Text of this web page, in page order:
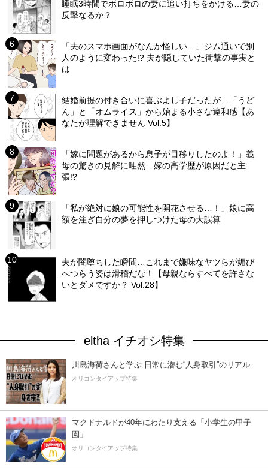
睡眠3時間でボロボロの妻に追い打ちをかける…妻の
反撃なるか？
「夫のスマホ画面がなんか怪しい…」ジム通いで別
人のように変わった!? 夫が隠していた衝撃の事実と
は
結婚前提の付き合いに喜ぶよし子だったが…「うど
ん」と「オムライス」から始まる小さな違和感【あ
なたが理解できません Vol.5】
「嫁に問題があるから息子が目移りしたのよ！」義
母の驚きの見解に唖然…嫁の高学歴が原因だと主
張!?
「私が絶対に娘の可能性を開花させる…！」娘に高
額を注ぎ自分の夢を押しつけた母の大誤算
夫が闇堕ちした瞬間…これまで嫌味なヤツらが媚び
へつらう姿は滑稽だな！【母親ならすべてを許さな
いとダメですか？ Vol.28】
eltha イチオシ特集
川島海荷さんと学ぶ 日常に潜む“人身取引”のリアル
オリコンタイアップ特集
マクドナルドが40年にわたり支える「小学生の甲子
園」
オリコンタイアップ特集